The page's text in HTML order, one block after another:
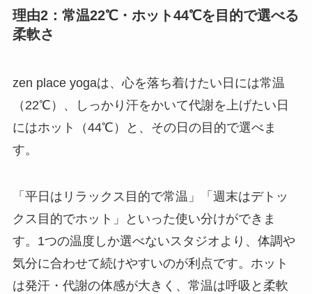
理由2：常温22℃・ホット44℃を目的で選べる
柔軟さ
zen place yogaは、心を落ち着けたい日には常温
（22℃）、しっかり汗をかいて代謝を上げたい日
にはホット（44℃）と、その日の目的で選べま
す。
「平日はリラックス目的で常温」「週末はデトッ
クス目的でホット」といった使い分けができま
す。1つの温度しか選べないスタジオより、体調や
気分に合わせて続けやすいのが利点です。ホット
は発汗・代謝の体感が大きく、常温は呼吸と柔軟